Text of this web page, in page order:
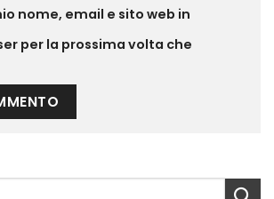
nome, email e sito web in
per la prossima volta che